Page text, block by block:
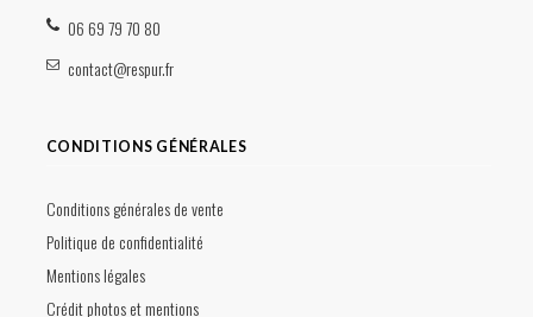
06 69 79 70 80
contact@respur.fr
CONDITIONS GÉNÉRALES
Conditions générales de vente
Politique de confidentialité
Mentions légales
Crédit photos et mentions